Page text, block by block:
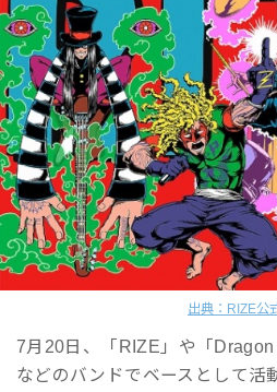
出典：RIZE公
7月20日、「RIZE」や「Dragon
などのバンドでベースとして活